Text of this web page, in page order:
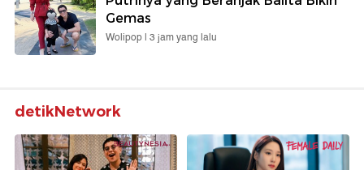
Gemas
Wolipop | 3 jam yang lalu
detikNetwork